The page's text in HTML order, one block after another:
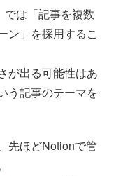
では「記事を複数
ン」を採用するこ
が出る可能性はあ
う記事のテーマを
先ほどNotionで管